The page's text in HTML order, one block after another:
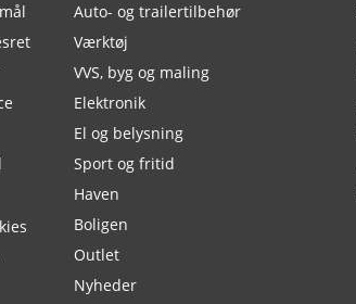
Auto- og trailertilbehør
Værktøj
VVS, byg og maling
Elektronik
El og belysning
Sport og fritid
Haven
Boligen
Outlet
Nyheder